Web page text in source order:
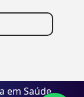
em Saúde